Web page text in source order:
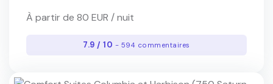
À partir de 80 EUR / nuit
7.9 / 10 - 594 commentaires